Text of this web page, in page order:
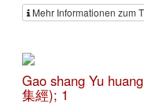
Mehr Informationen zum
Gao shang Yu
集經); 1